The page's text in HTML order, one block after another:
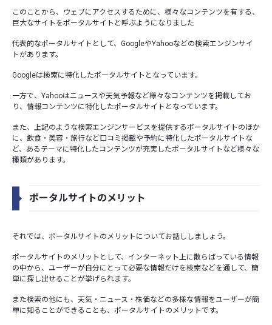
このことから、ウェブにアクセスするために、様々なコンテンツを有する、
巨大なサイトをポータルサイトと呼ぶようになりました
代表的なポータルサイトとして、GoogleやYahooなどの検索エンジンサイ
トがあります。
Googleは検索に特化したポータルサイトとなっています。
一方で、Yahooはニュースや天気予報など様々なコンテンツを掲載してお
り、情報コンテンツに特化したポータルサイトとなっています。
また、上記のような検索エンジンサービスを提供するポータルサイトのほか
に、飲食・美容・旅行など口コミ掲載や予約に特化したポータルサイトな
ど、あるテーマに特化したコンテンツが充実したポータルサイトなど様々な
種類があります。
ポータルサイトのメリット
それでは、ポータルサイトのメリットについてお話ししましょう。
ポータルサイトのメリットとして、インターネット上に散らばっている情報
の中から、ユーザーが自分にとって必要な情報だけを検索などを通して、簡
単に探し出せることが挙げられます。
また検索の他にも、天気・ニュース・株価などの多様な情報をユーザーが簡
単に知ることができることも、ポータルサイトのメリットです。